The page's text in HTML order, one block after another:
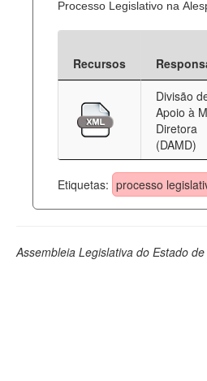
Processo Legislativo na
Recursos
Divisão
Apoio à
Diretora
(DAMD)
Etiquetas: processo
Assembleia Legislativa do Estado